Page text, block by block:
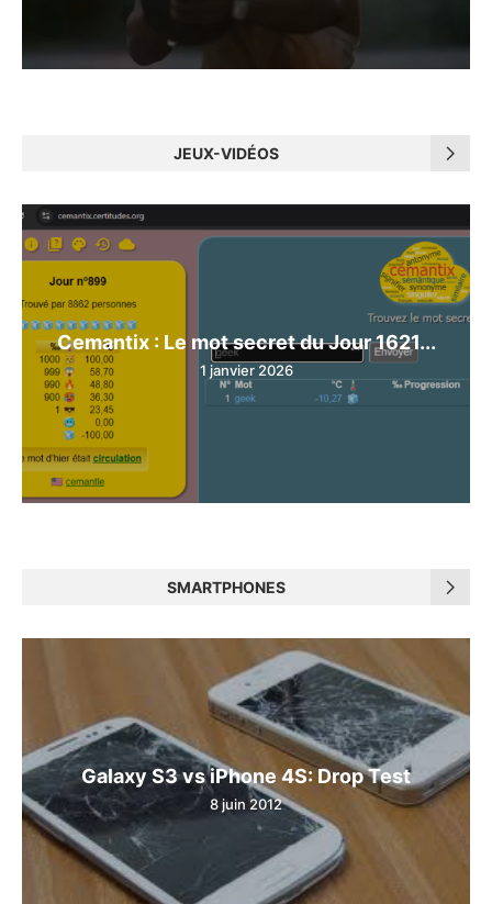
JEUX-VIDÉOS
Cemantix : Le mot secret du Jour 1621...
1 janvier 2026
SMARTPHONES
Galaxy S3 vs iPhone 4S: Drop Test
8 juin 2012